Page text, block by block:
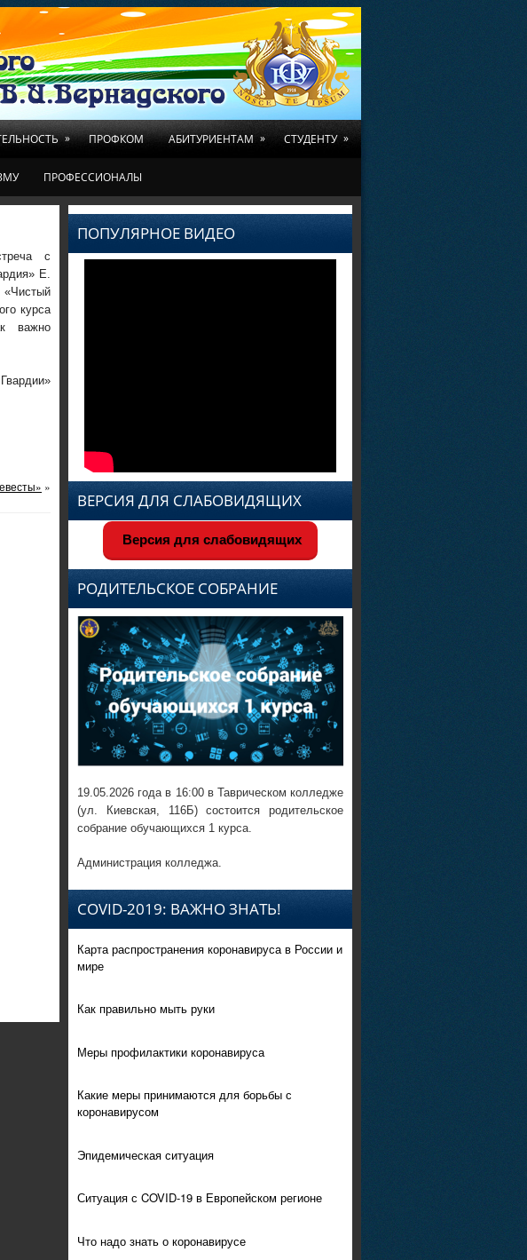
» ПРОФКОМ АБИТУРИЕНТАМ » СТУДЕНТУ »
ПРОФЕССИОНАЛЫ
с
Е.
«Чистый
курса
важно
»
ПОПУЛЯРНОЕ ВИДЕО
ВЕРСИЯ ДЛЯ СЛАБОВИДЯЩИХ
Версия для слабовидящих
РОДИТЕЛЬСКОЕ СОБРАНИЕ
19.05.2026 года в 16:00 в Таврическом колледже
(ул. Киевская, 116Б) состоится родительское
собрание обучающихся 1 курса.
Администрация колледжа.
COVID-2019: ВАЖНО ЗНАТЬ!
Карта распространения коронавируса в России и
мире
Как правильно мыть руки
Меры профилактики коронавируса
Какие меры принимаются для борьбы с
коронавирусом
Эпидемическая ситуация
Ситуация с COVID-19 в Европейском регионе
Что надо знать о коронавирусе